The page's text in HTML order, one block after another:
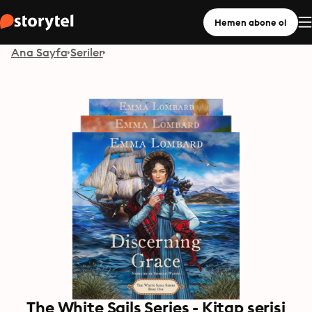
Hemen abone ol
Ana Sayfa Seriler
The White Sails Series - Kitap serisi